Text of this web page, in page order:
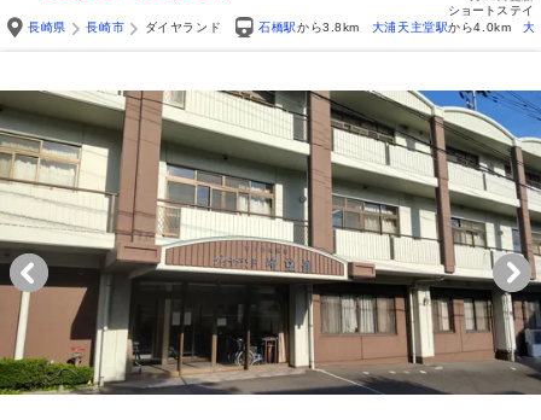
ショートステイ
長崎県
長崎市 ダイヤランド 石橋駅から3.8km 大浦天主堂駅から4.0km 大